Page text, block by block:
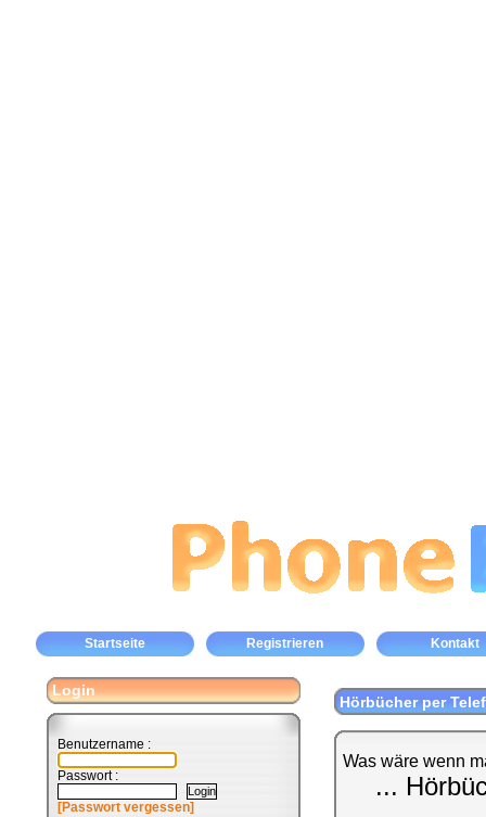
Startseite Registrieren Kontakt
Login
Benutzername :
Passwort :
[Passwort vergessen]
Hörbücher per
Was wäre wenn
...